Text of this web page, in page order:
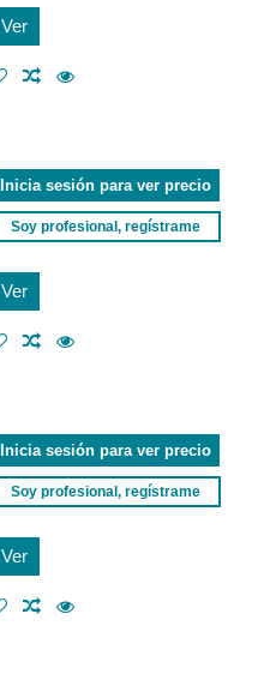
Ver
Inicia sesión para ver precio
Soy profesional, regístrame
Ver
Inicia sesión para ver precio
Soy profesional, regístrame
Ver